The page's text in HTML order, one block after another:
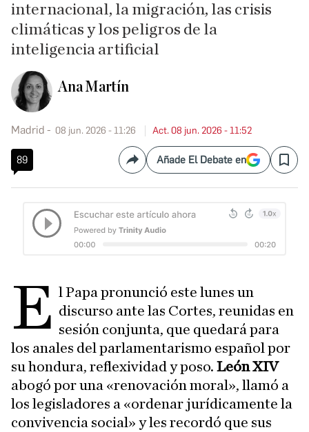
internacional, la migración, las crisis
climáticas y los peligros de la
inteligencia artificial
Ana Martín
Madrid 08 jun. 2026 - 11:26 Act. 08 jun. 2026 - 11:52
89 CompartirAñade El Debate en Save
E l Papa pronunció este lunes un
discurso ante las Cortes, reunidas en
sesión conjunta, que quedará para
los anales del parlamentarismo español por
su hondura, reflexividad y poso. León XIV
abogó por una «renovación moral», llamó a
los legisladores a «ordenar jurídicamente la
convivencia social» y les recordó que sus